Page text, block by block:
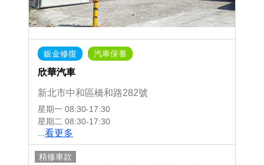
鈑金修復 汽車保養
欣華汽車
新北市中和區橋和路282號
星期一 08:30-17:30
星期二 08:30-17:30
...看更多
精修車款